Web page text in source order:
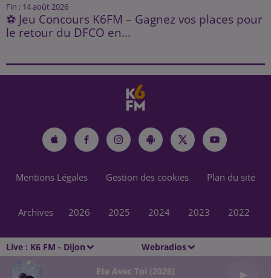
Live : K6 FM - Dijon Webradios
Ete Avec Toi (2026)
Fin : 14 août 2026
⚽ Jeu Concours K6FM – Gagnez vos places pour
le retour du DFCO en...
Mentions Légales Gestion des cookies Plan du site
Archives 2026 2025 2024 2023 2022